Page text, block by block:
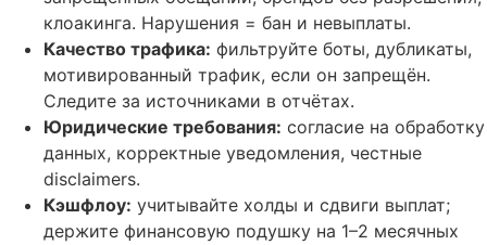
клоакинга. Нарушения = бан и невыплаты.
Качество трафика: фильтруйте боты, дубликаты,
мотивированный трафик, если он запрещён.
Следите за источниками в отчётах.
Юридические требования: согласие на обработку
данных, корректные уведомления, честные
disclaimers.
Кэшфлоу: учитывайте холды и сдвиги выплат;
держите финансовую подушку на 1–2 месячных